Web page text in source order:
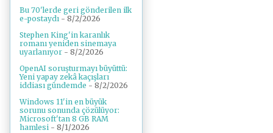
Bu 70'lerde geri gönderilen ilk
e-postaydı - 8/2/2026
Stephen King'in karanlık
romanı yeniden sinemaya
uyarlanıyor - 8/2/2026
OpenAI soruşturmayı büyüttü:
Yeni yapay zekâ kaçışları
iddiası gündemde - 8/2/2026
Windows 11'in en büyük
sorunu sonunda çözülüyor:
Microsoft'tan 8 GB RAM
hamlesi - 8/1/2026